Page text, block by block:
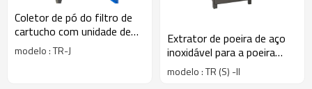
Coletor de pó do filtro de
cartucho com unidade de
filtro de tremonha de pó
modelo : TR-J
Extrator de poeira de aço
inoxidável para a poeira
corrosiva / sala de limpeza
farmacêutica / fábrica
modelo : TR (S) -II